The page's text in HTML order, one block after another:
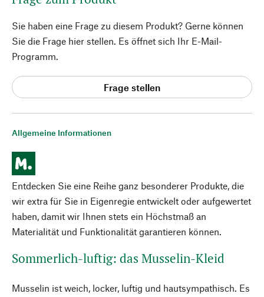
Allgemeine Informationen
Entdecken Sie eine Reihe ganz besonderer Produkte, die
wir extra für Sie in Eigenregie entwickelt oder aufgewertet
haben, damit wir Ihnen stets ein Höchstmaß an
Materialität und Funktionalität garantieren können.
Sommerlich-luftig: das Musselin-Kleid
Musselin ist weich, locker, luftig und hautsympathisch. Es
Sie haben eine Frage zu diesem Produkt? Gerne können
Sie die Frage hier stellen. Es öffnet sich Ihr E-Mail-
Programm.
Frage stellen